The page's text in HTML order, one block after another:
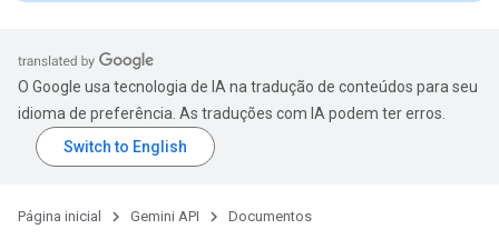
O Google usa tecnologia de IA na tradução de conteúdos para seu
idioma de preferência. As traduções com IA podem ter erros.
Página inicial Gemini API Documentos